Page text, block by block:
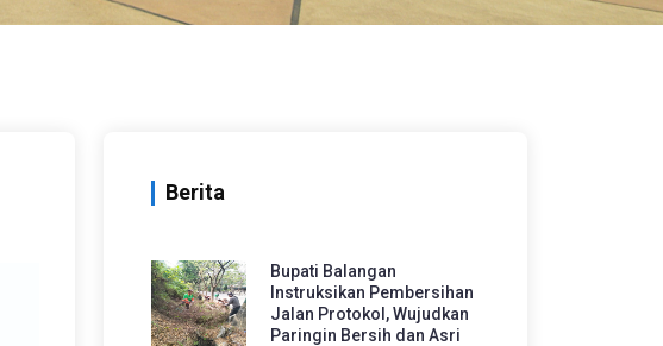
Berita
Bupati Balangan
Instruksikan Pembersihan
Jalan Protokol, Wujudkan
Paringin Bersih dan Asri